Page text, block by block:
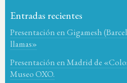
Entradas recientes
Presentación en Gigamesh
llamas»
Presentación en Madrid de
Museo OXO.